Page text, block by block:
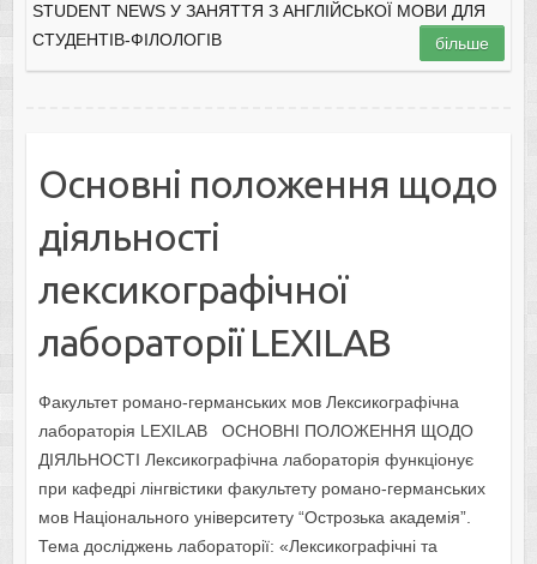
STUDENT NEWS У ЗАНЯТТЯ З АНГЛІЙСЬКОЇ МОВИ ДЛЯ
СТУДЕНТІВ-ФІЛОЛОГІВ
більше
Основні положення щодо
діяльності
лексикографічної
лабораторії LEXILAB
Факультет романо-германських мов Лексикографічна
лабораторія LEXILAB ОСНОВНІ ПОЛОЖЕННЯ ЩОДО
ДІЯЛЬНОСТІ Лексикографічна лабораторія функціонує
при кафедрі лінгвістики факультету романо-германських
мов Національного університету “Острозька академія”.
Тема досліджень лабораторії: «Лексикографічні та